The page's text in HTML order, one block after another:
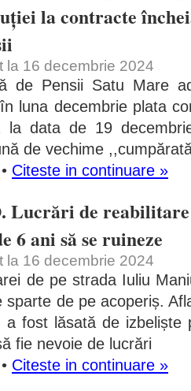
la contracte
la 16 decembrie 2024
Pensii Satu Mare
luna decembrie plata
la data de 19
de vechime
• Citeste in continuare »
Lucrări de
6 ani să se ruineze
la 16 decembrie 2024
de pe strada Iuliu
sparte de pe acoperiș.
a fost lăsată de izbeliște
fie nevoie de lucrări
• Citeste in continuare »